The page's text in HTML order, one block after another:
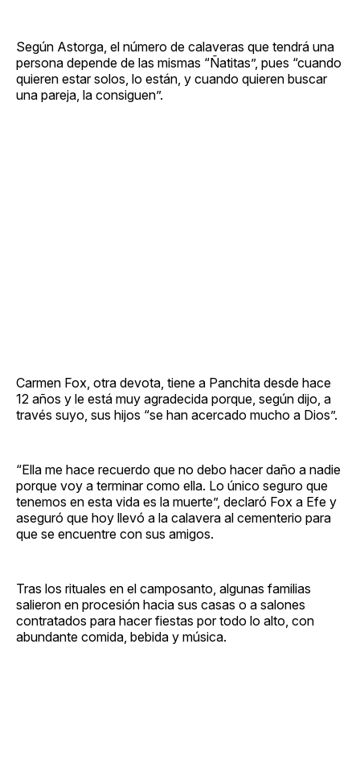
Según Astorga, el número de calaveras que tendrá una
persona depende de las mismas “Ñatitas”, pues “cuando
quieren estar solos, lo están, y cuando quieren buscar
una pareja, la consiguen”.
Carmen Fox, otra devota, tiene a Panchita desde hace
12 años y le está muy agradecida porque, según dijo, a
través suyo, sus hijos “se han acercado mucho a Dios”.
“Ella me hace recuerdo que no debo hacer daño a nadie
porque voy a terminar como ella. Lo único seguro que
tenemos en esta vida es la muerte”, declaró Fox a Efe y
aseguró que hoy llevó a la calavera al cementerio para
que se encuentre con sus amigos.
Tras los rituales en el camposanto, algunas familias
salieron en procesión hacia sus casas o a salones
contratados para hacer fiestas por todo lo alto, con
abundante comida, bebida y música.